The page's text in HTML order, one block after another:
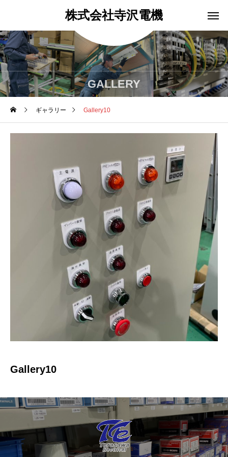
株式会社寺沢電機
GALLERY
ギャラリー Gallery10
Gallery10